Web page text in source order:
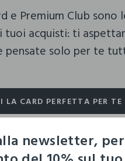
e Premium Club
tuoi acquisti: ti
pensate solo per te
LA CARD PERFETTA PER TE
LA CARD PERFETTA PER TE
newsletter,